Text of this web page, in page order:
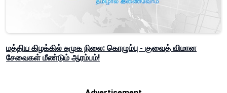
மத்திய கிழக்கில் சுமுக நிலை: கொழும்பு - குவைத் விமான
சேவைகள் மீண்டும் ஆரம்பம்!